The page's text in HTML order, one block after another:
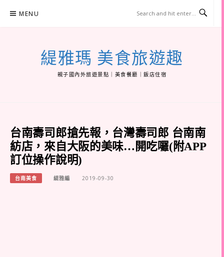
MENU
緹雅瑪 美食旅遊趣
親子國內外旅遊景點｜美食餐廳｜飯店住宿
台南壽司郎搶先報，台灣壽司郎 台南南
紡店，來自大阪的美味…開吃囉(附APP
訂位操作說明)
台南美食 緹雅編 2019-09-30